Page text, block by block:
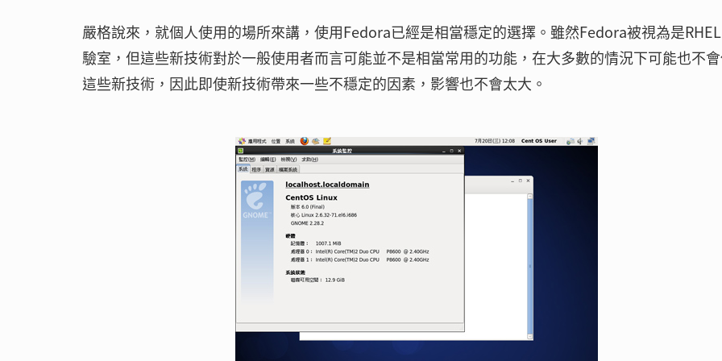
嚴格說來，就個人使用的場所來講，使用Fedora已經是相當穩定的選擇。雖然Fedora被視為是
驗室，但這些新技術對於一般使用者而言可能並不是相當常用的功能，在大多數的情況下可能也不
這些新技術，因此即使新技術帶來一些不穩定的因素，影響也不會太大。